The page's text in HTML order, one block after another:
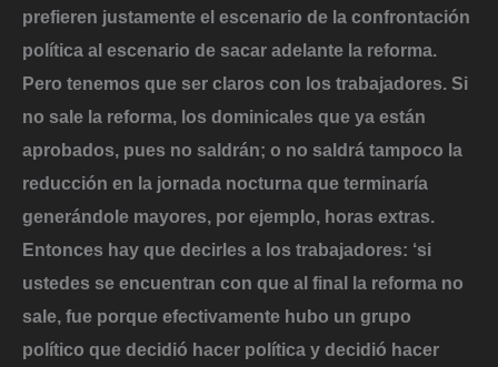
prefieren justamente el escenario de la confrontación
política al escenario de sacar adelante la reforma.
Pero tenemos que ser claros con los trabajadores. Si
no sale la reforma, los dominicales que ya están
aprobados, pues no saldrán; o no saldrá tampoco la
reducción en la jornada nocturna que terminaría
generándole mayores, por ejemplo, horas extras.
Entonces hay que decirles a los trabajadores: ‘si
ustedes se encuentran con que al final la reforma no
sale, fue porque efectivamente hubo un grupo
político que decidió hacer política y decidió hacer